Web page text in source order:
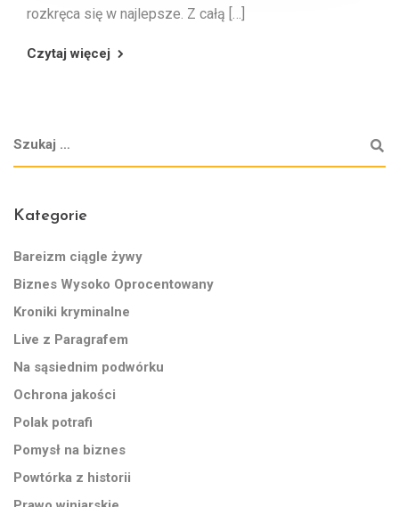
rozkręca się w najlepsze. Z całą […]
Czytaj więcej
Kategorie
Bareizm ciągle żywy
Biznes Wysoko Oprocentowany
Kroniki kryminalne
Live z Paragrafem
Na sąsiednim podwórku
Ochrona jakości
Polak potrafi
Pomysł na biznes
Powtórka z historii